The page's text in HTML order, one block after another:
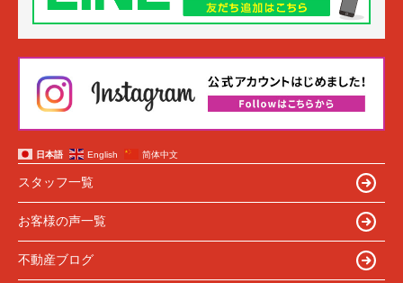
日本語 English 简体中文
スタッフ一覧
お客様の声一覧
不動産ブログ